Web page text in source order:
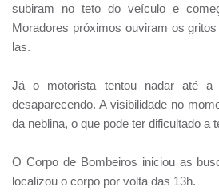
subiram no teto do veículo e
Moradores próximos ouviram os
las.
Já o motorista tentou nadar até a
desaparecendo. A visibilidade no
da neblina, o que pode ter dificultado a
O Corpo de Bombeiros iniciou as
localizou o corpo por volta das 13h.